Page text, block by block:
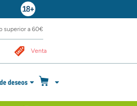
superior a 60€
Venta
deseos